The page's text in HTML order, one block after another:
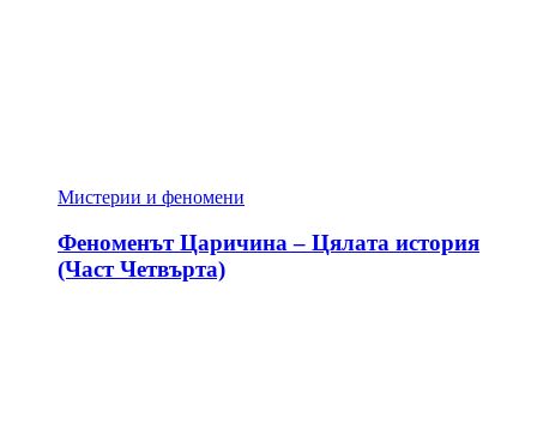
Мистерии и феномени
Феноменът Царичина – Цялата история
(Част Четвърта)